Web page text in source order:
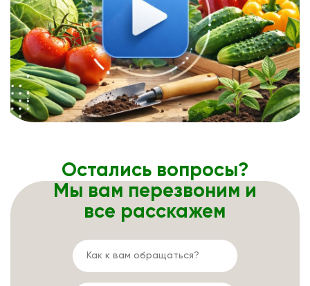
Остались вопросы?
Мы вам перезвоним и
все расскажем